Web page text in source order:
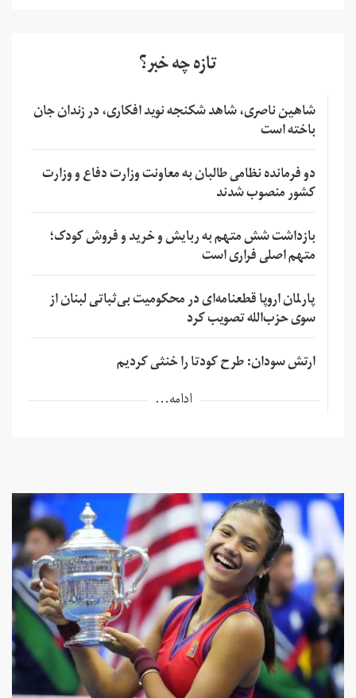
تازه چه خبر؟
شاهین ناصری، شاهد شکنجه نوید افکاری، در زندان جان
باخته است
دو فرمانده نظامی طالبان به معاونت وزارت دفاع و وزارت
کشور منصوب شدند
بازداشت شش متهم به ربایش و خرید و فروش کودک؛
متهم اصلی فراری است
پارلمان اروپا قطعنامه‌ای در محکومیت بی‌ثباتی لبنان از
سوی حزب‌الله تصویب کرد
ارتش سودان: طرح کودتا را خنثی کردیم
ادامه...